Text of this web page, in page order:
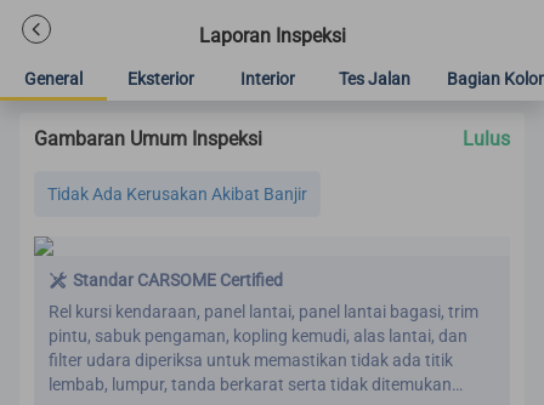
Laporan Inspeksi
General Eksterior Interior Tes Jalan Bagian
Gambaran Umum Inspeksi Lulus
Tidak Ada Kerusakan Akibat Banjir
Standar CARSOME Certified
Rel kursi kendaraan, panel lantai, panel lantai bagasi, trim
pintu, sabuk pengaman, kopling kemudi, alas lantai, dan
filter udara diperiksa untuk memastikan tidak ada titik
lembab, lumpur, tanda berkarat serta tidak ditemukan